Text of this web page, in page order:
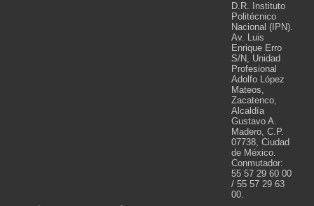
D.R. Instituto
Politécnico
Nacional (IPN).
Av. Luis
Enrique Erro
S/N, Unidad
Profesional
Adolfo López
Mateos,
Zacatenco,
Alcaldía
Gustavo A.
Madero, C.P.
07738, Ciudad
de México.
Conmutador:
55 57 29 60 00
/ 55 57 29 63
00.